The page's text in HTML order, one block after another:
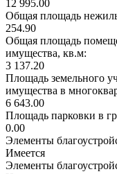
12 995.00
Общая площадь
254.90
Общая площадь
имущества, кв.м:
3 137.20
Площадь земельного
имущества в
6 643.00
Площадь парковки в
0.00
Элементы
Имеется
Элементы